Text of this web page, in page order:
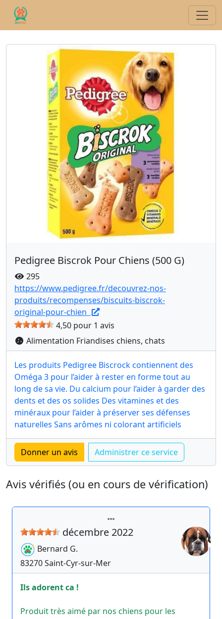
Pedigree Biscrok Pour Chiens (500 G)
295
https://www.pedigree.fr/decouvrez-nos-
produits/recompenses/biscuits-biscrok-
original-pour-chien
4,50 pour 1 avis
Alimentation Friandises chiens, chats
Les produits Pedigree Biscrock contiennent des
Oméga 3 pour l’aider à rester en forme tout au
long de sa vie. Du calcium pour l’aider à garder des
dents et des os solides Des vitamines et des
minéraux pour l’aider à préserver ses défenses
naturelles Sans arômes ni colorant artificiels
Avis vérifiés (ou en cours de vérification)
décembre 2022
Bernard G.
83270Saint-Cyr-sur-Mer
Ils adorent ca !
Produit très aimé par nos chiens pour les